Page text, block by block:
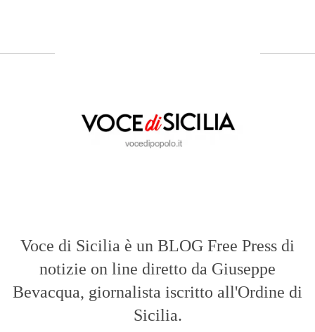
Voce di Sicilia è un BLOG Free Press di
notizie on line diretto da Giuseppe
Bevacqua, giornalista iscritto all'Ordine di
Sicilia.